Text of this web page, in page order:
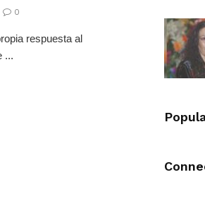
0
respuesta al
...